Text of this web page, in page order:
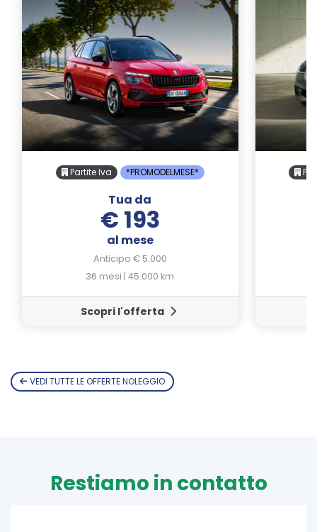
Partite Iva *PROMODELMESE*
Tua da
€ 193
al mese
Anticipo € 5.000
36 mesi | 45.000 km
Scopri l'offerta
VEDI TUTTE LE OFFERTE NOLEGGIO
Restiamo in contatto